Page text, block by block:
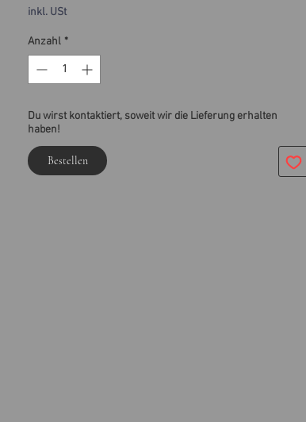
inkl. USt
Anzahl *
Du wirst kontaktiert, soweit wir die Lieferung erhalten
haben!
Bestellen